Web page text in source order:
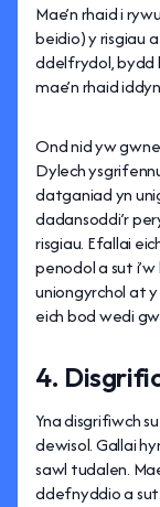
Mae’n rhaid i
beidio) y risgiau
ddelfrydol, bydd
mae’n rhaid
Ond nid yw
Dylech
datganiad yn
dadansoddi’r
risgiau. Efallai
penodol a sut
uniongyrchol at
eich bod wedi
4.
Yna disgrifiwch
dewisol. Gallai
sawl tudalen.
ddefnyddio a sut.